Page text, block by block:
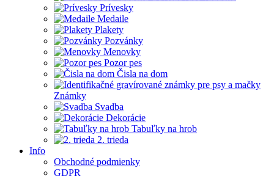
Prívesky
Medaile
Plakety
Pozvánky
Menovky
Pozor pes
Čisla na dom
Známky
Svadba
Dekorácie
Tabuľky na hrob
2. trieda
Info
Obchodné podmienky
GDPR